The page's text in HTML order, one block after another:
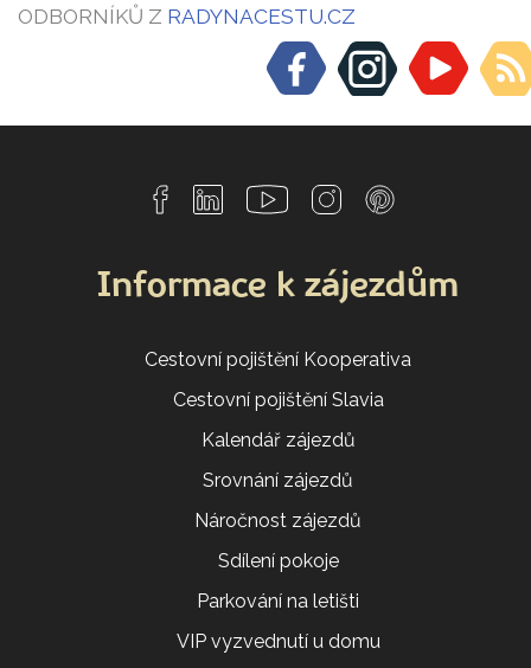
ODBORNÍKŮ Z RADYNACESTU.CZ
Informace k zájezdům
Cestovní pojištění Kooperativa
Cestovní pojištění Slavia
Kalendář zájezdů
Srovnání zájezdů
Náročnost zájezdů
Sdílení pokoje
Parkování na letišti
VIP vyzvednutí u domu